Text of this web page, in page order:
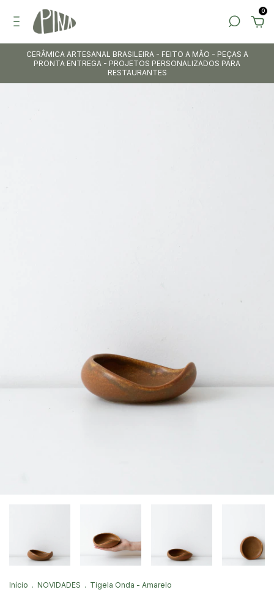
0
CERÂMICA ARTESANAL BRASILEIRA - FEITO A MÃO - PEÇAS A
PRONTA ENTREGA - PROJETOS PERSONALIZADOS PARA
RESTAURANTES
Início . NOVIDADES . Tigela Onda - Amarelo